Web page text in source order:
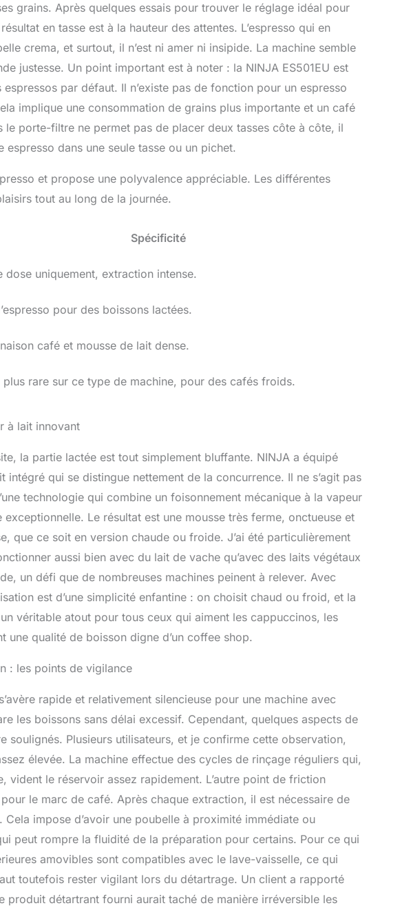
grains. Après quelques essais pour trouver le réglage idéal pour
en tasse est à la hauteur des attentes. L’espresso qui en
crema, et surtout, il n’est ni amer ni insipide. La machine semble
justesse. Un point important est à noter : la NINJA ES501EU est
par défaut. Il n’existe pas de fonction pour un espresso
implique une consommation de grains plus importante et un café
le porte-filtre ne permet pas de placer deux tasses côte à côte, il
dans une seule tasse ou un pichet.
et propose une polyvalence appréciable. Les différentes
tout au long de la journée.
Spécificité
dose uniquement, extraction intense.
pour des boissons lactées.
café et mousse de lait dense.
plus rare sur ce type de machine, pour des cafés froids.
à lait innovant
la partie lactée est tout simplement bluffante. NINJA a équipé
intégré qui se distingue nettement de la concurrence. Il ne s’agit pas
technologie qui combine un foisonnement mécanique à la vapeur
Le résultat est une mousse très ferme, onctueuse et
que ce soit en version chaude ou froide. J’ai été particulièrement
aussi bien avec du lait de vache qu’avec des laits végétaux
un défi que de nombreuses machines peinent à relever. Avec
est d’une simplicité enfantine : on choisit chaud ou froid, et la
un véritable atout pour tous ceux qui aiment les cappuccinos, les
une qualité de boisson digne d’un coffee shop.
: les points de vigilance
rapide et relativement silencieuse pour une machine avec
les boissons sans délai excessif. Cependant, quelques aspects de
soulignés. Plusieurs utilisateurs, et je confirme cette observation,
élevée. La machine effectue des cycles de rinçage réguliers qui,
vident le réservoir assez rapidement. L’autre point de friction
le marc de café. Après chaque extraction, il est nécessaire de
impose d’avoir une poubelle à proximité immédiate ou
peut rompre la fluidité de la préparation pour certains. Pour ce qui
amovibles sont compatibles avec le lave-vaisselle, ce qui
toutefois rester vigilant lors du détartrage. Un client a rapporté
produit détartrant fourni aurait taché de manière irréversible les